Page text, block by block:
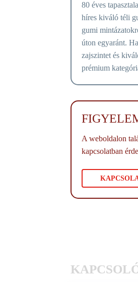
80 éves
híres kiváló téli
gumi
úton egyaránt.
zajszintet és
prémium
A weboldalon
kapcsolatban